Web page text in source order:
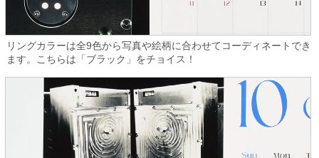
リングカラーは全9色から写真や絵柄に合わせてコーディネートでき
ます。こちらは「ブラック」をチョイス！